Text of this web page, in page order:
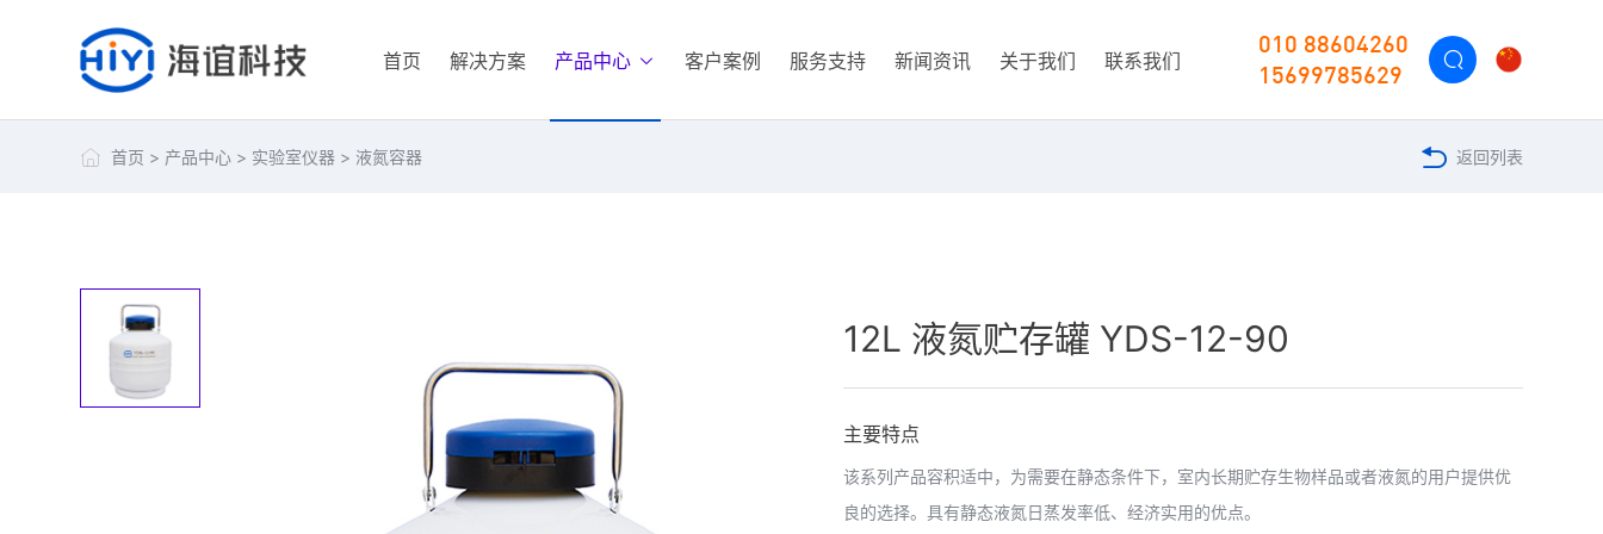
首页 解决方案 产品中心 客户案例 服务支持 新闻资讯 关于我们 联系我们
010 88604260
15699785629
首页 > 产品中心 > 实验室仪器 > 液氮容器 返回列表
12L 液氮贮存罐 YDS-12-90
主要特点
该系列产品容积适中，为需要在静态条件下，室内长期贮存生物样品或者液氮的用户提供优
良的选择。具有静态液氮日蒸发率低、经济实用的优点。